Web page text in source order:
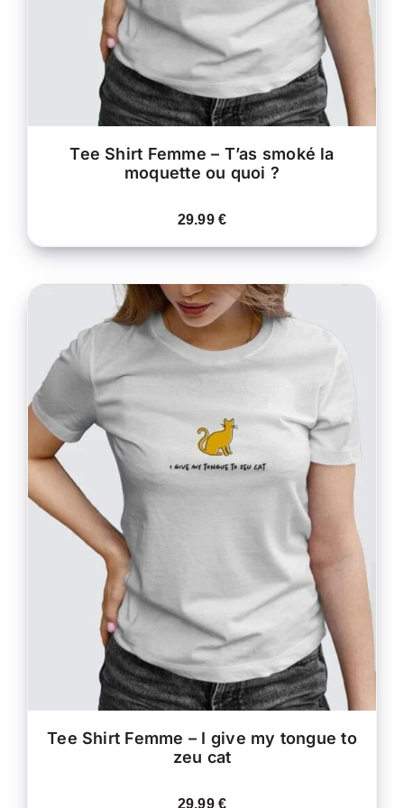
PEUVENT
CHOISIES
LA
PAGE
DU
Tee Shirt Femme – T’as smoké la
moquette ou quoi ?
29.99€
CHOIX DES OPTIONS
PRODUIT
PLUSIEURS
VARIATIONS.
LES
OPTIONS
PEUVENT
CHOISIES
SUR
LA
PAGE
DU
DÉTAILS
Tee Shirt Femme – I give my tongue to
zeu cat
29.99€